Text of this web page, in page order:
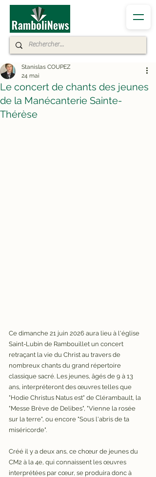
Le concert de chants des jeunes
de la Manécanterie Sainte-
Thérèse
Stanislas COUPEZ
24 mai
Ce dimanche 21 juin 2026 aura lieu à l'église
Saint-Lubin de Rambouillet un concert
retraçant la vie du Christ au travers de
nombreux chants du grand répertoire
classique sacré. Les jeunes, âgés de 9 à 13
ans, interpréteront des œuvres telles que
"Hodie Christus Natus est" de Clérambault, la
"Messe Brève de Delibes", "Vienne la rosée
sur la terre", ou encore "Sous l'abris de ta
miséricorde".
Créé il y a deux ans, ce chœur de jeunes du
CM2 à la 4e, qui connaissent les œuvres
interprétées par cœur, se produira donc à